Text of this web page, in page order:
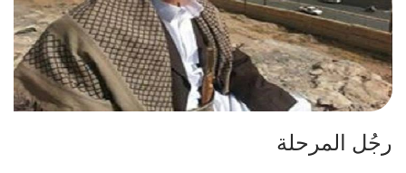
رجُل المرحلة